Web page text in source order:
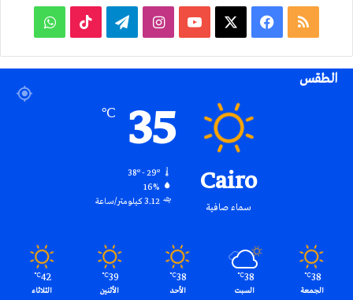
ملخص
الموقع
فيسبوك ‫YouTubeانستقرامتيلقرام ‫TikTokواتساب
الطقس
Cairo
سماء صافية
35
℃
38º - 29º
16%
3.12 كيلومتر/ساعة
38
℃
الجمعة
38
℃
السبت
38
℃
الأحد
39
℃
الأثنين
42
℃
الثلاثاء